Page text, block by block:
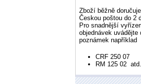
Zboží běžně
Českou poštou do 2
Pro snadnější
objednávek uvádějte
poznámek například
CRF 250 07
RM 125 02